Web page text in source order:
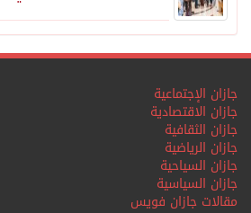
جازان الإجتماعية
جازان الاقتصادية
جازان الثقافية
جازان الرياضية
جازان السياحية
جازان السياسية
مقالات جازان فويس